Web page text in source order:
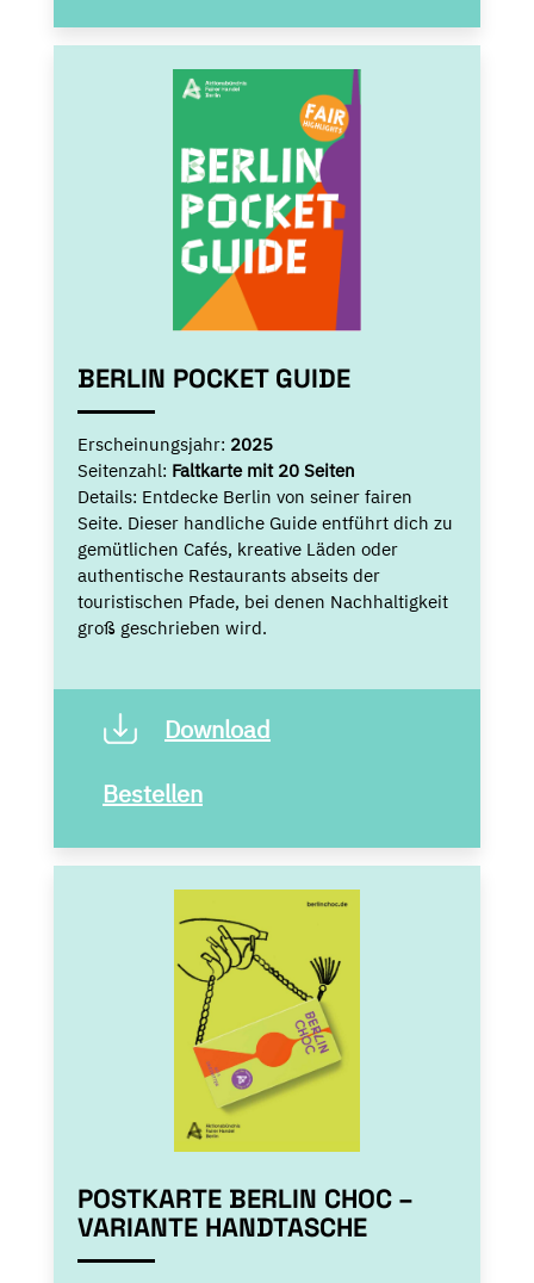
BERLIN POCKET GUIDE
Erscheinungsjahr: 2025
Seitenzahl: Faltkarte mit 20 Seiten
Details: Entdecke Berlin von seiner fairen
Seite. Dieser handliche Guide entführt dich zu
gemütlichen Cafés, kreative Läden oder
authentische Restaurants abseits der
touristischen Pfade, bei denen Nachhaltigkeit
groß geschrieben wird.
Download
Bestellen
POSTKARTE BERLIN CHOC –
VARIANTE HANDTASCHE